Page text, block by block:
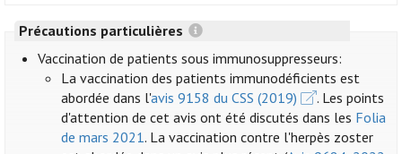
Précautions particulières
Vaccination de patients sous immunosuppresseurs:
La vaccination des patients immunodéficients est
abordée dans l'avis 9158 du CSS (2019)
. Les points
d'attention de cet avis ont été discutés dans les Folia
de mars 2021. La vaccination contre l'herpès zoster